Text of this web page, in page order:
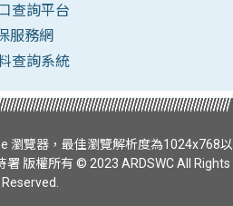
查詢平台
服務網
查詢系統
瀏覽器，最佳瀏覽解析度為1024x768以
署 版權所有 © 2023 ARDSWC All Rights
Reserved.